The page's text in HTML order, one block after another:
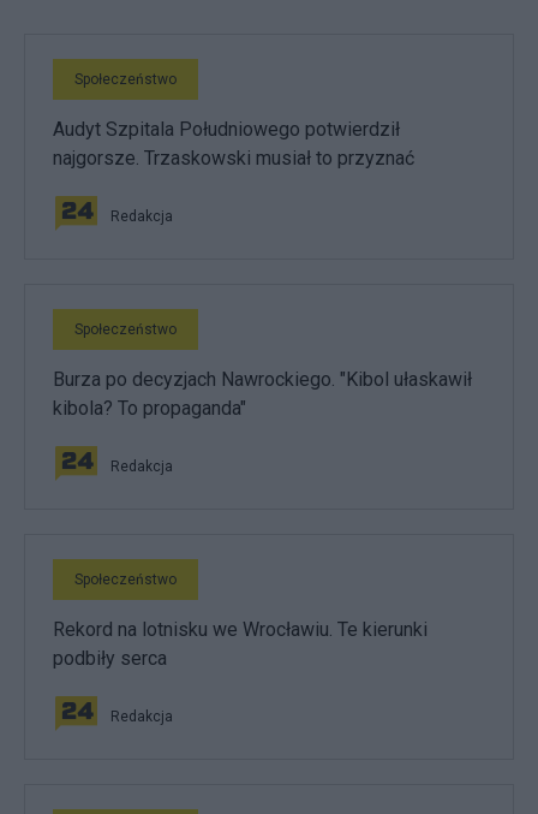
Społeczeństwo
Audyt Szpitala Południowego potwierdził
najgorsze. Trzaskowski musiał to przyznać
Redakcja
Społeczeństwo
Burza po decyzjach Nawrockiego. "Kibol ułaskawił
kibola? To propaganda"
Redakcja
Społeczeństwo
Rekord na lotnisku we Wrocławiu. Te kierunki
podbiły serca
Redakcja